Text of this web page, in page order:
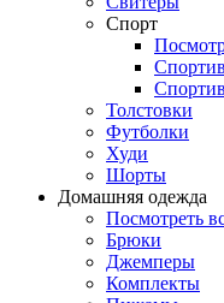
Спорт
Толстовки
Футболки
Худи
Шорты
Домашняя одежда
Посмотреть
Брюки
Джемперы
Комплекты